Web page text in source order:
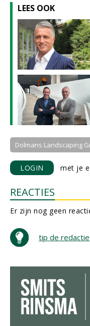
LEES OOK
Dolmans Landscaping
LOGIN met je e-
REACTIES
Er zijn nog geen
tip de redactie